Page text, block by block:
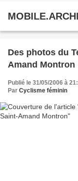
Des photos du
Amand Montron
Publié le 31/05/2006 à
Par Cyclisme féminin